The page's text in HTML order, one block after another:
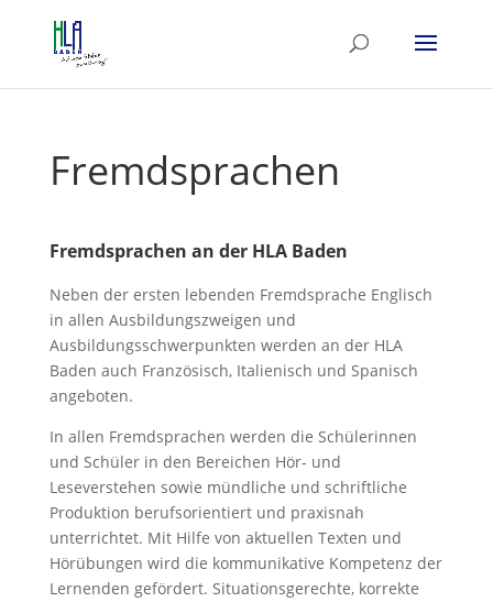
Fremdsprachen
Fremdsprachen an der HLA Baden
Neben der ersten lebenden Fremdsprache Englisch
in allen Ausbildungszweigen und
Ausbildungsschwerpunkten werden an der HLA
Baden auch Französisch, Italienisch und Spanisch
angeboten.
In allen Fremdsprachen werden die Schülerinnen
und Schüler in den Bereichen Hör- und
Leseverstehen sowie mündliche und schriftliche
Produktion berufsorientiert und praxisnah
unterrichtet. Mit Hilfe von aktuellen Texten und
Hörübungen wird die kommunikative Kompetenz der
Lernenden gefördert. Situationsgerechte, korrekte